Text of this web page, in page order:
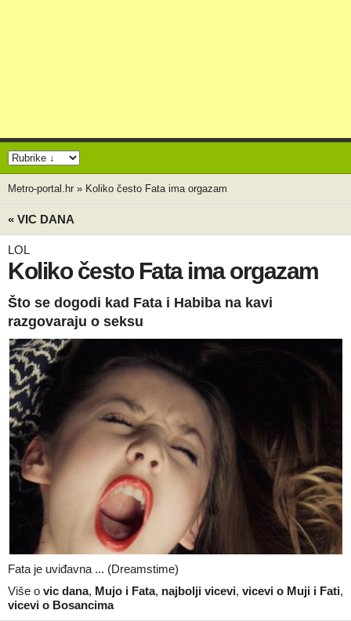
Metro-portal.hr » Koliko često Fata ima orgazam
« VIC DANA
LOL
Koliko često Fata ima orgazam
Što se dogodi kad Fata i Habiba na kavi
razgovaraju o seksu
Fata je uviđavna ... (Dreamstime)
Više o vic dana, Mujo i Fata, najbolji vicevi, vicevi o Muji i Fati,
vicevi o Bosancima